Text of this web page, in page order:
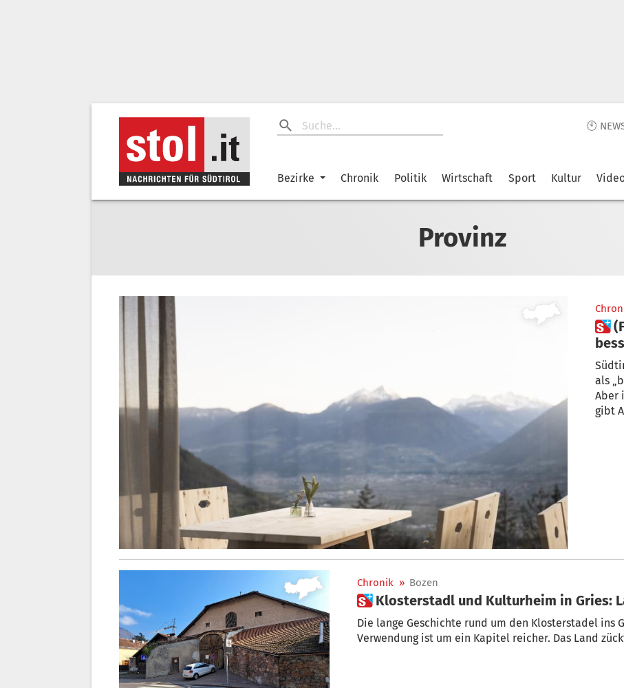
🕙
Bezirke Chronik Politik Wirtschaft Sport Kultur
Provinz
 (Fast) nirgendwo lebt es sich
als
Aber
gibt
Chronik » Bozen
 Klosterstadl und Kulturheim in Gries:
Die lange Geschichte rund um den Klosterstadel ins
Verwendung ist um ein Kapitel reicher. Das Land